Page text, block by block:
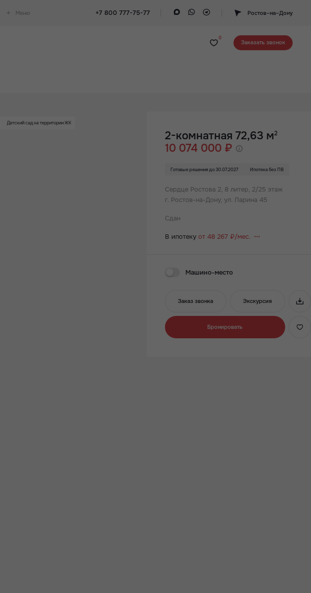
Меню +7 800 777-75-77 Ростов–на–Дону
0
Заказать звонок
Детский сад на территории ЖК
2-комнатная 72,63 м2
10 074 000 ₽
Готовые решения до 30.07.2027 Ипотека без ПВ
Сердце Ростова 2, 8 литер, 2/25 этаж
г. Ростов-на-Дону, ул. Ларина 45
Сдан
В ипотеку от 48 267 ₽/мес.
Машино-место
Заказ звонка Экскурсия
Бронировать